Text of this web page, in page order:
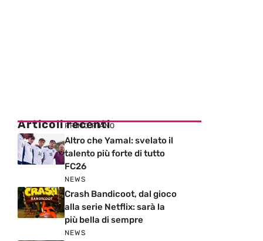
Articoli recenti
PRIMO PIANO
Altro che Yamal: svelato il
talento più forte di tutto
FC26
NEWS
Crash Bandicoot, dal gioco
alla serie Netflix: sarà la
più bella di sempre
NEWS